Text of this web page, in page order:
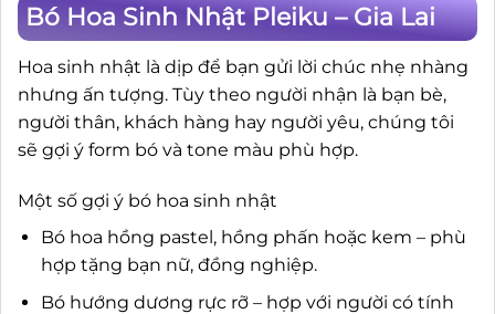
Bó Hoa Sinh Nhật Pleiku – Gia Lai
Hoa sinh nhật là dịp để bạn gửi lời chúc nhẹ nhàng
nhưng ấn tượng. Tùy theo người nhận là bạn bè,
người thân, khách hàng hay người yêu, chúng tôi
sẽ gợi ý form bó và tone màu phù hợp.
Một số gợi ý bó hoa sinh nhật
Bó hoa hồng pastel, hồng phấn hoặc kem – phù
hợp tặng bạn nữ, đồng nghiệp.
Bó hướng dương rực rỡ – hợp với người có tính